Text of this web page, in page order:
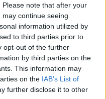
note that after your
continue seeing
information utilized by
to third parties prior to
opt-out of the further
by third parties on the
This information may
on the IAB’s List of
further disclose it to other
também se registre
o GEC seja listado lá,
volumes de negociação
que você terá ótimas